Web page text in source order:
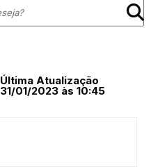
Última Atualização
31/01/2023 às 10:45